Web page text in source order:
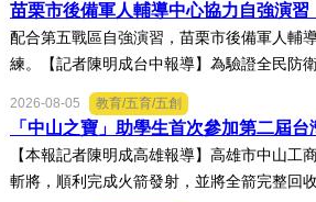
苗栗市後備軍人輔導中心協力自強演
配合第五戰區自強演習，苗栗市後備軍人輔
練。【記者陳明成台中報導】為驗證全民防
2026-08-05 教育/五育/五創
「中山之寶」助學生首次參加第二屆
【本報記者陳明成高雄報導】高雄市中山
斬將，順利完成火箭發射，並將全箭完整回